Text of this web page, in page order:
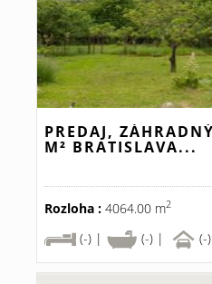
PREDAJ,
M² BRATISLAVA...
Rozloha : 4064.00 m2
(-) |
(-) | (-)